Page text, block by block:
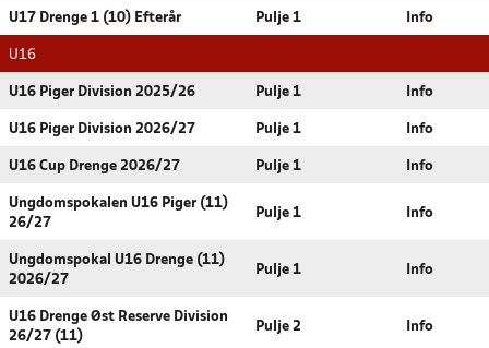
U17 Drenge 1 (10) Efterår Pulje 1 Info
U16
U16 Piger Division 2025/26 Pulje 1 Info
U16 Piger Division 2026/27 Pulje 1 Info
U16 Cup Drenge 2026/27 Pulje 1 Info
Ungdomspokalen U16 Piger (11)
26/27
Pulje 1 Info
Ungdomspokal U16 Drenge (11)
2026/27
Pulje 1 Info
U16 Drenge Øst Reserve Division
26/27 (11)
Pulje 2 Info